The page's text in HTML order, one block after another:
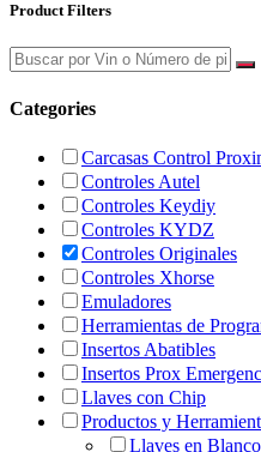
Product Filters
Categories
Carcasas Control
Controles Autel
Controles Keydiy
Controles KYDZ
Controles Originales
Controles Xhorse
Emuladores
Herramientas de
Insertos Abatibles
Insertos Prox
Llaves con Chip
Productos y
Llaves en